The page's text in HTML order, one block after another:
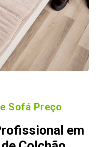
Sofá Preço
em